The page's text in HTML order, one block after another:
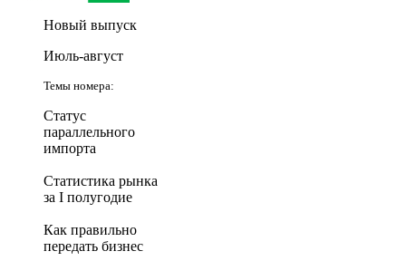
Новый выпуск
Июль-август
Темы номера:
Статус
параллельного
импорта
Статистика рынка
за I полугодие
Как правильно
передать бизнес